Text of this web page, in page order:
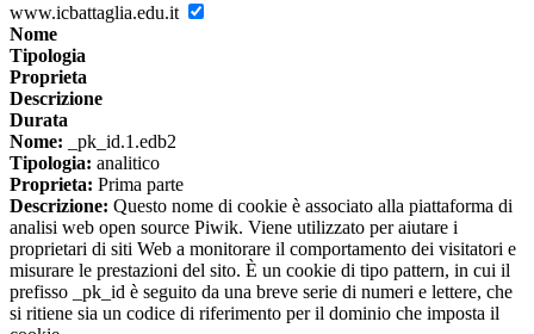
www.icbattaglia.edu.it
Nome
Tipologia
Proprieta
Descrizione
Durata
Nome: _pk_id.1.edb2
Tipologia: analitico
Proprieta: Prima parte
Descrizione: Questo nome di cookie è associato alla piattaforma di
analisi web open source Piwik. Viene utilizzato per aiutare i
proprietari di siti Web a monitorare il comportamento dei visitatori e
misurare le prestazioni del sito. È un cookie di tipo pattern, in cui il
prefisso _pk_id è seguito da una breve serie di numeri e lettere, che
si ritiene sia un codice di riferimento per il dominio che imposta il